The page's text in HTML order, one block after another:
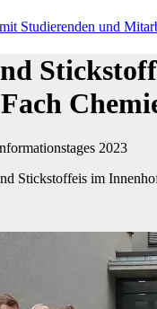
Studierenden und
2023
Stickstoffeis im